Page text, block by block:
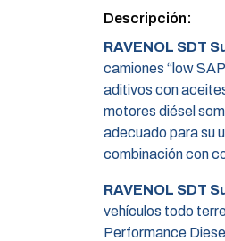
Descripción:
RAVENOL SDT
camiones “low
aditivos con
motores diésel
adecuado para su
combinación con
RAVENOL SDT
vehículos todo
Performance